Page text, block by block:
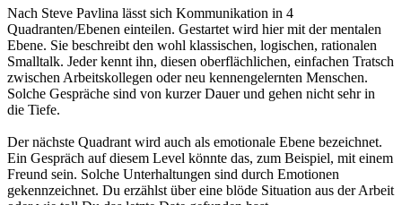
Nach Steve Pavlina lässt sich Kommunikation in 4
Quadranten/Ebenen einteilen. Gestartet wird hier mit dermentalen
Ebene. Sie beschreibt den wohl klassischen, logischen, rationalen
Smalltalk. Jeder kennt ihn, diesen oberflächlichen, einfachen Tratsch
zwischen Arbeitskollegen oder neu kennengelernten Menschen.
Solche Gespräche sind von kurzer Dauer und gehen nicht sehr in
die Tiefe.
Der nächste Quadrant wird auch als emotionale Ebene bezeichnet.
Ein Gespräch auf diesem Level könnte das, zum Beispiel, mit einem
Freund sein. Solche Unterhaltungen sind durch Emotionen
gekennzeichnet. Du erzählst über eine blöde Situation aus der Arbeit